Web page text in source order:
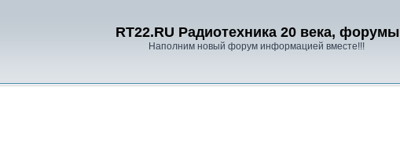
RT22.RU Радиотехника 20 века, форумы
Наполним новый форум информацией вместе!!!